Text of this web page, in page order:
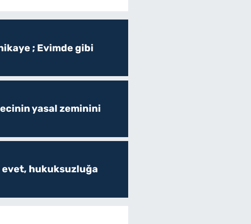
; Evimde gibi
yasal zeminini
evet, hukuksuzluğa